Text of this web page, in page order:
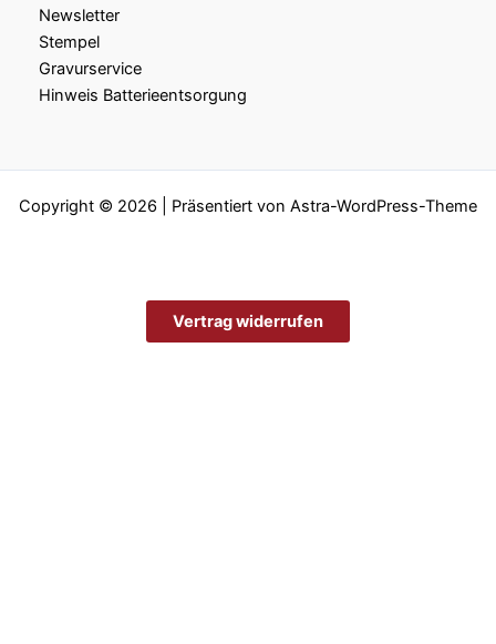
Newsletter
Stempel
Gravurservice
Hinweis Batterieentsorgung
Copyright © 2026 | Präsentiert von Astra-WordPress-Theme
Vertrag widerrufen